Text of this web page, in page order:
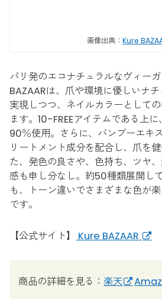
画像出典： Kure
パリ発のエコナチュラルなヴィー
BAZAARは、爪や環境に優しいナ
実現しつつ、ネイルカラーとして
ます。10-FREEアイテムである上
90％使用。さらに、バンブーエキ
リートメント成分を配合し、爪を
た、発色の良さや、色持ち、ツヤ
感も申し分なし。約50種類展開し
も、トーン違いでさまざまな色が
です。
【公式サイト】 Kure BAZAAR
商品の詳細を見る： 楽天